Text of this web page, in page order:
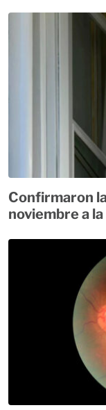
Confirmaron
noviembre a